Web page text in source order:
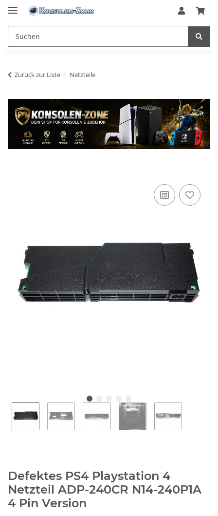
Zurück zur Liste Netzteile
Defektes PS4 Playstation 4
Netzteil ADP-240CR N14-240P1A
4 Pin Version